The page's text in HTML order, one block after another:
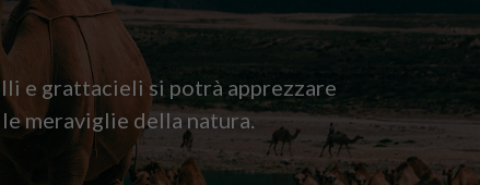
e grattacieli si potrà apprezzare
meraviglie della natura.